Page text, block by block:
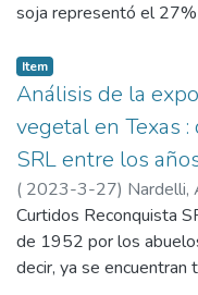
soja representó el 27%
investigación del tipo
analizar la relación
cosechada, la eficiencia
recorrido de los
y el grado de uso de
cooperativas de acopio
River para su
Paraguay (HPP), en
pudo comparar la
Item
Análisis de la
vegetal en Texas
SRL entre los
( 2023-3-27) Nardelli,
Curtidos Reconquista
de 1952 por los
decir, ya se encuentran